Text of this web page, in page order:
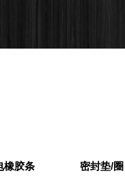
橡胶条 密封垫/圈